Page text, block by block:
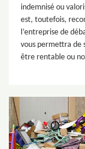
indemnisé ou
est, toutefois,
l’entreprise de
vous permettra de
être rentable ou